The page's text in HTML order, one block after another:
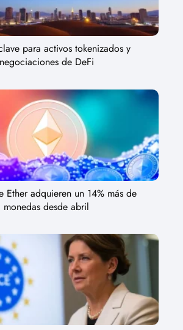
para activos tokenizados y
negociaciones de DeFi
Ether adquieren un 14% más de
monedas desde abril